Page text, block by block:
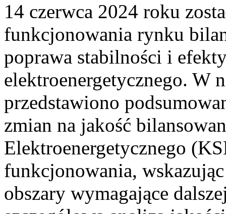
14 czerwca 2024 roku
funkcjonowania rynku
poprawa stabilności i
elektroenergetycznego. W
przedstawiono
zmian na jakość
Elektroenergetycznego
funkcjonowania,
obszary wymagające